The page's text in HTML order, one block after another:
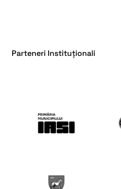
Parteneri Instituționali